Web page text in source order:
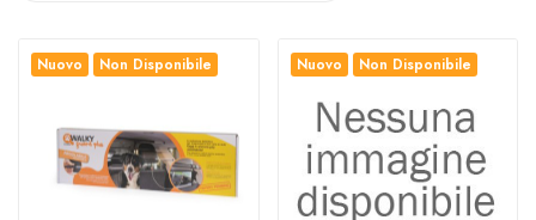
Nuovo Non Disponibile Nuovo Non Disponibile